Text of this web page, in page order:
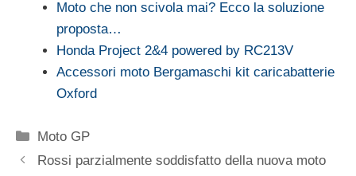
Moto che non scivola mai? Ecco la soluzione
proposta…
Honda Project 2&4 powered by RC213V
Accessori moto Bergamaschi kit caricabatterie
Oxford
Categorie
Moto GP
Rossi parzialmente soddisfatto della nuova moto